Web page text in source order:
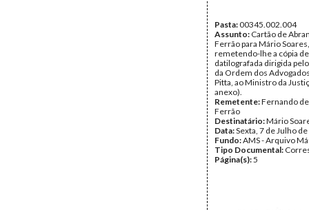
Pasta:00345.002.004
Assunto: Cartão de
Ferrão para Mário Soares,
remetendo-lhe a cópia
datilografada dirigida
da Ordem dos
Pitta, ao Ministro da
anexo).
Remetente:Fernando
Ferrão
Destinatário:Mário
Data:Sexta, 7 de Julho
Fundo:AMS - Arquivo
Tipo Documental:
Página(s):5